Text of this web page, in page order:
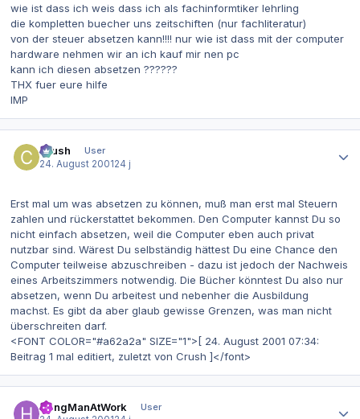
wie ist dass ich weis dass ich als fachinformtiker lehrling
die kompletten buecher uns zeitschiften (nur fachliteratur)
von der steuer absetzen kann!!!! nur wie ist dass mit der computer
hardware nehmen wir an ich kauf mir nen pc
kann ich diesen absetzen ??????
THX fuer eure hilfe
IMP
Crush
User
24. August 200124 j
Erst mal um was absetzen zu können, muß man erst mal Steuern
zahlen und rückerstattet bekommen. Den Computer kannst Du so
nicht einfach absetzen, weil die Computer eben auch privat
nutzbar sind. Wärest Du selbständig hättest Du eine Chance den
Computer teilweise abzuschreiben - dazu ist jedoch der Nachweis
eines Arbeitszimmers notwendig. Die Bücher könntest Du also nur
absetzen, wenn Du arbeitest und nebenher die Ausbildung
machst. Es gibt da aber glaub gewisse Grenzen, was man nicht
überschreiten darf.
<FONT COLOR="#a62a2a" SIZE="1">[ 24. August 2001 07:34:
Beitrag 1 mal editiert, zuletzt von Crush ]</font>
HangManAtWork
User